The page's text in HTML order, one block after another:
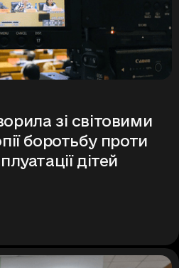
зі світовими
боротьбу проти
дітей